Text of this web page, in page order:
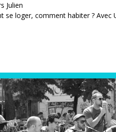
Julien
loger, comment habiter ? Avec